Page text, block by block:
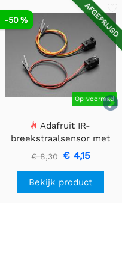

AFGEPRIJSD
Op voorraad
-50 %
Adafruit IR-
breekstraalsensor met
premium draadheader
header einden - 5 mm
LED's
€ 8,30 € 4,15
Bekijk product